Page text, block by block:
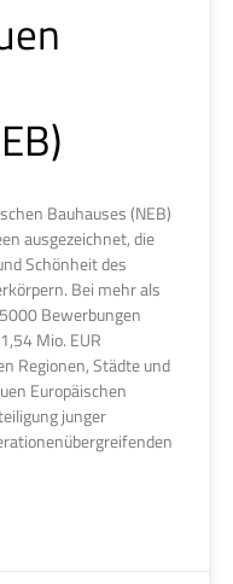
Bauhauses (NEB)
ausgezeichnet, die
Schönheit des
Bei mehr als
Bewerbungen
Mio. EUR
Regionen, Städte und
Europäischen
junger